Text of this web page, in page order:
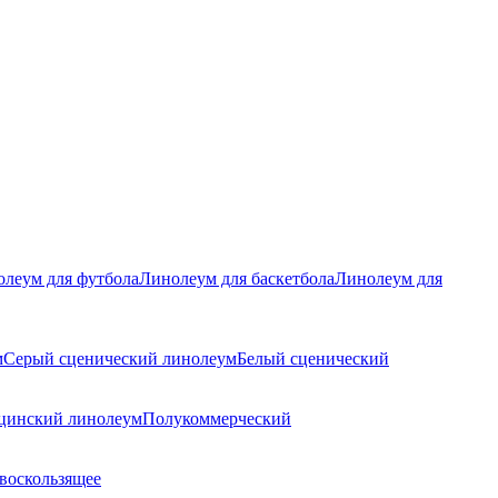
для футболаЛинолеум для баскетболаЛинолеум для
Серый сценический линолеумБелый сценический
линолеумПолукоммерческий